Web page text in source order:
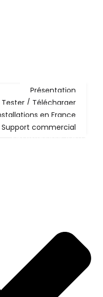
Présentation
Tester / Télécharger
en France
Support commercial
ADMINISTRER KOHA